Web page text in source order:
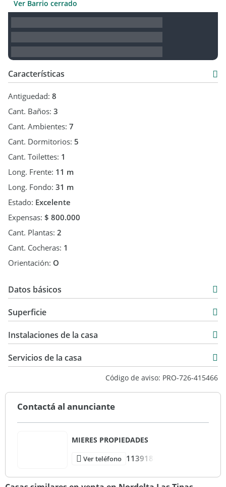
Ver Barrio cerrado
Características
Antiguedad: 8
Cant. Baños: 3
Cant. Ambientes: 7
Cant. Dormitorios: 5
Cant. Toilettes: 1
Long. Frente: 11 m
Long. Fondo: 31 m
Estado: Excelente
Expensas: $ 800.000
Cant. Plantas: 2
Cant. Cocheras: 1
Orientación: O
Datos básicos
Venta
USD 570.000
Superficie
461 m2
304 m2
Instalaciones de la casa
Servicios de la casa
Código de aviso: PRO-726-415466
Contactá al anunciante
MIERES PROPIEDADES
Ver teléfono 113918-